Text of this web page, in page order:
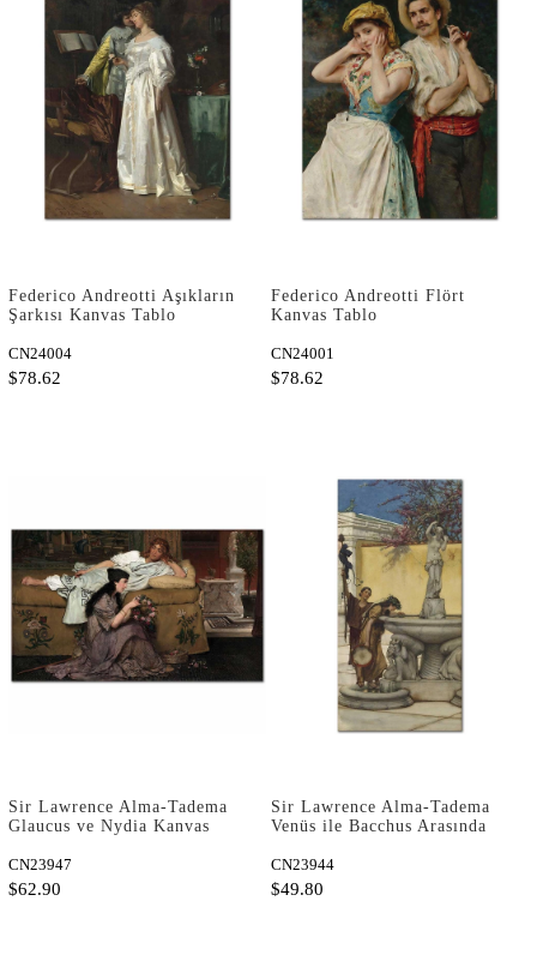
Federico Andreotti Aşıkların
Şarkısı Kanvas Tablo
CN24004
$78.62
Federico Andreotti Flört
Kanvas Tablo
CN24001
$78.62
Sir Lawrence Alma-Tadema
Glaucus ve Nydia Kanvas
CN23947
$62.90
Sir Lawrence Alma-Tadema
Venüs ile Bacchus Arasında
CN23944
$49.80